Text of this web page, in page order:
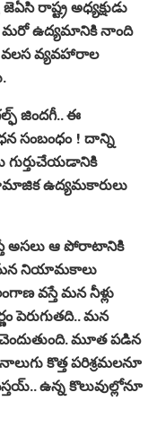
రాష్ట్ర అధ్యక్షుడు
మరో ఉద్యమానికి నాంది
వలస వ్యవహారాల
జిందగీ.. ఈ
సంబంధం ! దాన్ని
గుర్తుచేయడానికి
ఉద్యమకారులు
అసలు ఆ పోరాటానికి
మన నియామకాలు
వస్తే మన నీళ్లు
పెరుగుతది.. మన
మూత పడిన
కొత్త పరిశ్రమలనూ
ఉన్న కొలువుల్లోనూ